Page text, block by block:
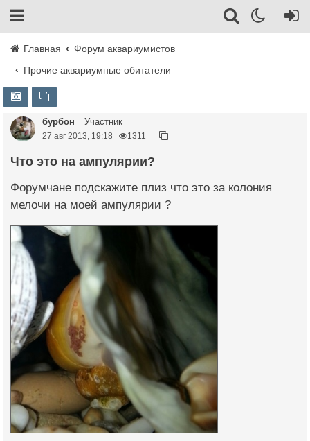
Главная
Форум аквариумистов
Прочие аквариумные обитатели
бурбон Участник
27 авг 2013, 19:18 1311
Что это на ампулярии?
Форумчане подскажите плиз что это за колония
мелочи на моей ампулярии ?